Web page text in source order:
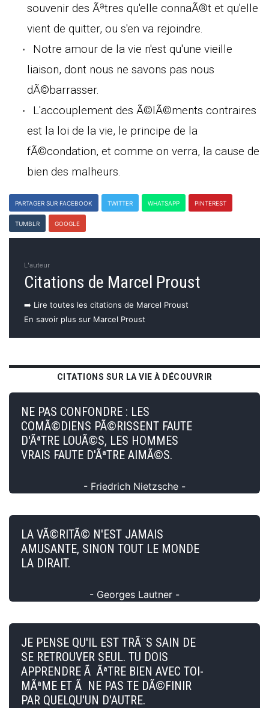
souvenir des Ãªtres qu'elle connaÃ®t et qu'elle
vient de quitter, ou s'en va rejoindre.
Notre amour de la vie n'est qu'une vieille
liaison, dont nous ne savons pas nous
dÃ©barrasser.
L'accouplement des Ã©lÃ©ments contraires
est la loi de la vie, le principe de la
fÃ©condation, et comme on verra, la cause de
bien des malheurs.
PARTAGER SUR FACEBOOK TWITTER WHATSAPP PINTEREST
TUMBLR GOOGLE
L'auteur
Citations de Marcel Proust
➡️ Lire toutes les citations de Marcel Proust
En savoir plus sur Marcel Proust
CITATIONS SUR LA VIE À DÉCOUVRIR
NE PAS CONFONDRE : LES
COMÃ©DIENS PÃ©RISSENT FAUTE
D'ÃªTRE LOUÃ©S, LES HOMMES
VRAIS FAUTE D'ÃªTRE AIMÃ©S.
- Friedrich Nietzsche -
LA VÃ©RITÃ© N'EST JAMAIS
AMUSANTE, SINON TOUT LE MONDE
LA DIRAIT.
- Georges Lautner -
JE PENSE QU'IL EST TRÃ¨S SAIN DE
SE RETROUVER SEUL. TU DOIS
APPRENDRE Ã ÃªTRE BIEN AVEC TOI-
MÃªME ET Ã NE PAS TE DÃ©FINIR
PAR QUELQU'UN D'AUTRE.